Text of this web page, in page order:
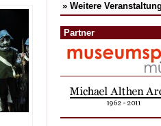
» Weitere
Partner